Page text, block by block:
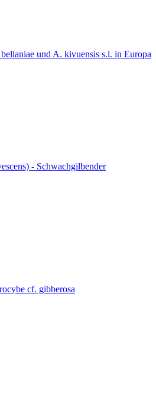
und A. kivuensis s.l. in Europa
- Schwachgilbender
cf. gibberosa